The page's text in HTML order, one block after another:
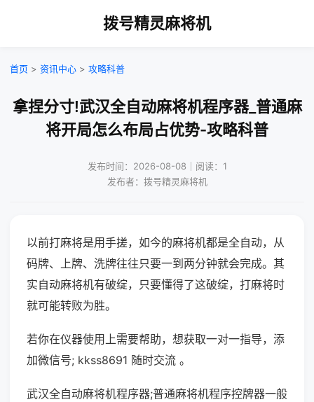
拨号精灵麻将机
首页 > 资讯中心 > 攻略科普
拿捏分寸!武汉全自动麻将机程序器_普通麻
将开局怎么布局占优势-攻略科普
发布时间：2026-08-08｜阅读：1
发布者：拨号精灵麻将机
以前打麻将是用手搓，如今的麻将机都是全自动，从
码牌、上牌、洗牌往往只要一到两分钟就会完成。其
实自动麻将机有破绽，只要懂得了这破绽，打麻将时
就可能转败为胜。
若你在仪器使用上需要帮助，想获取一对一指导，添
加微信号; kkss8691 随时交流 。
武汉全自动麻将机程序器;普通麻将机程序控牌器一般